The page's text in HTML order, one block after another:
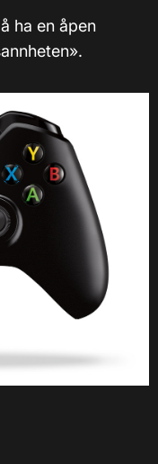
ha en åpen